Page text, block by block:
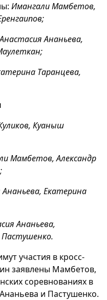
Имангали Мамбетов,
Анастасия Ананьева,
Таранцева,
Куаныш
Мамбетов, Александр
Екатерина
Ананьева,
Пастушенко.
участия в кросс-
заявлены Мамбетов,
соревнованиях в
и Пастушенко.